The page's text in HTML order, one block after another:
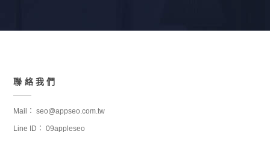
聯絡我們
Mail： seo@appseo.com.tw
Line ID： 09appleseo